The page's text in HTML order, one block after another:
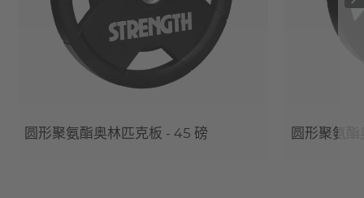
圆形聚氨酯奥林匹克板 - 45 磅 圆形聚氨